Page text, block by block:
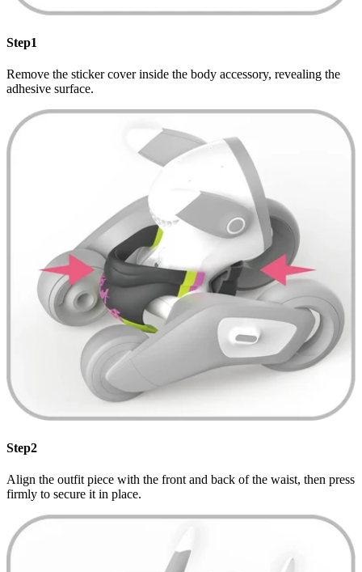
Step1
Remove the sticker cover inside the body accessory, revealing the
adhesive surface.
Step2
Align the outfit piece with the front and back of the waist, then press
firmly to secure it in place.